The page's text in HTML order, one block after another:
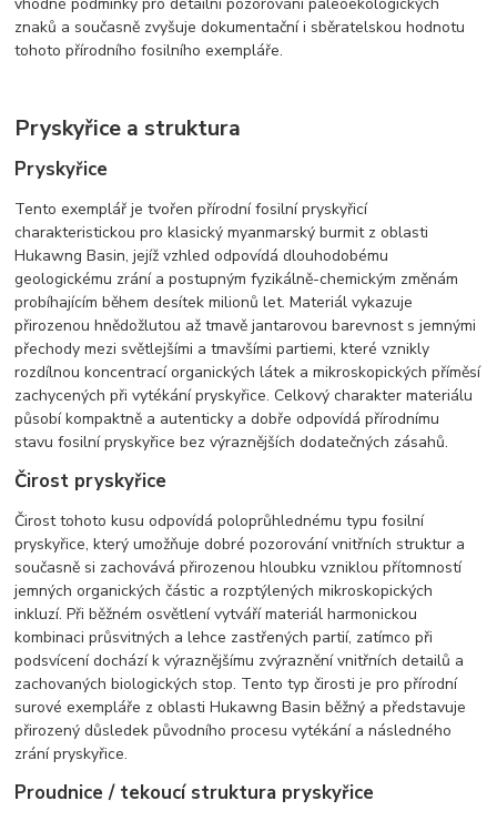
vhodné podmínky pro detailní pozorování paleoekologických
znaků a současně zvyšuje dokumentační i sběratelskou hodnotu
tohoto přírodního fosilního exempláře.
Pryskyřice a struktura
Pryskyřice
Tento exemplář je tvořen přírodní fosilní pryskyřicí
charakteristickou pro klasický myanmarský burmit z oblasti
Hukawng Basin, jejíž vzhled odpovídá dlouhodobému
geologickému zrání a postupným fyzikálně-chemickým změnám
probíhajícím během desítek milionů let. Materiál vykazuje
přirozenou hnědožlutou až tmavě jantarovou barevnost s jemnými
přechody mezi světlejšími a tmavšími partiemi, které vznikly
rozdílnou koncentrací organických látek a mikroskopických příměsí
zachycených při vytékání pryskyřice. Celkový charakter materiálu
působí kompaktně a autenticky a dobře odpovídá přírodnímu
stavu fosilní pryskyřice bez výraznějších dodatečných zásahů.
Čirost pryskyřice
Čirost tohoto kusu odpovídá poloprůhlednému typu fosilní
pryskyřice, který umožňuje dobré pozorování vnitřních struktur a
současně si zachovává přirozenou hloubku vzniklou přítomností
jemných organických částic a rozptýlených mikroskopických
inkluzí. Při běžném osvětlení vytváří materiál harmonickou
kombinaci průsvitných a lehce zastřených partií, zatímco při
podsvícení dochází k výraznějšímu zvýraznění vnitřních detailů a
zachovaných biologických stop. Tento typ čirosti je pro přírodní
surové exempláře z oblasti Hukawng Basin běžný a představuje
přirozený důsledek původního procesu vytékání a následného
zrání pryskyřice.
Proudnice / tekoucí struktura pryskyřice